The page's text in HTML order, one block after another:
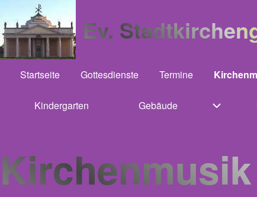
Ev.
Hauptnavigation
Startseite Gottesdienste Termine
Kindergarten(opens in new tab)Gebäude
Kirchenmusik